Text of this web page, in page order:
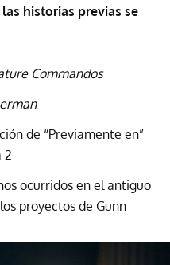
historias previas se
Commandos
de “Previamente en”
2
ocurridos en el antiguo
proyectos de Gunn